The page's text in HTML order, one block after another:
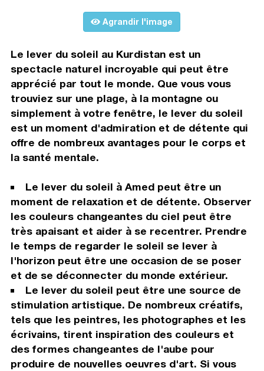
Agrandir l'image
Le lever du soleil au Kurdistan est un
spectacle naturel incroyable qui peut être
apprécié par tout le monde. Que vous vous
trouviez sur une plage, à la montagne ou
simplement à votre fenêtre, le lever du soleil
est un moment d'admiration et de détente qui
offre de nombreux avantages pour le corps et
la santé mentale.
Le lever du soleil à Amed peut être un
moment de relaxation et de détente. Observer
les couleurs changeantes du ciel peut être
très apaisant et aider à se recentrer. Prendre
le temps de regarder le soleil se lever à
l'horizon peut être une occasion de se poser
et de se déconnecter du monde extérieur.
Le lever du soleil peut être une source de
stimulation artistique. De nombreux créatifs,
tels que les peintres, les photographes et les
écrivains, tirent inspiration des couleurs et
des formes changeantes de l'aube pour
produire de nouvelles oeuvres d'art. Si vous